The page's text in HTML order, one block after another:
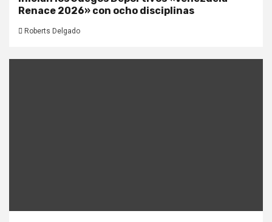
Renace 2026» con ocho disciplinas
Roberts Delgado